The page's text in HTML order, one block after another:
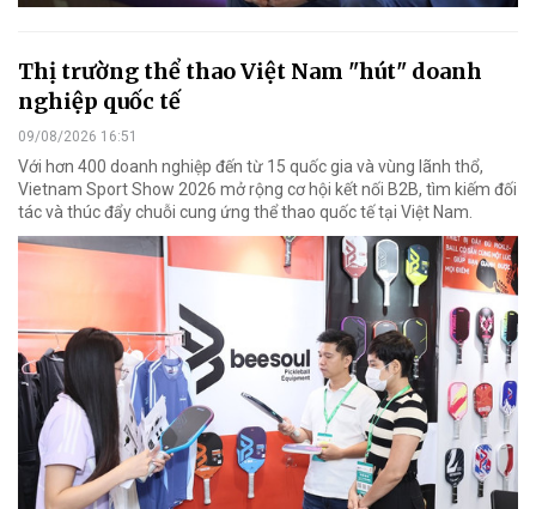
Thị trường thể thao Việt Nam "hút" doanh
nghiệp quốc tế
09/08/2026 16:51
Với hơn 400 doanh nghiệp đến từ 15 quốc gia và vùng lãnh thổ,
Vietnam Sport Show 2026 mở rộng cơ hội kết nối B2B, tìm kiếm đối
tác và thúc đẩy chuỗi cung ứng thể thao quốc tế tại Việt Nam.